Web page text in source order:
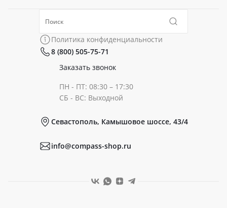
Политика конфиденциальности
Коллекции
Политика конфиденциальности
8 (800) 505-75-71
Заказать звонок
ПН - ПТ: 08:30 – 17:30
СБ - ВС: Выходной
Севастополь, Камышовое шоссе, 43/4
info@compass-shop.ru